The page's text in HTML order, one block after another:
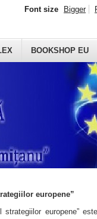
BOOKSHOP EU
Font size Bigger
europene”
europene”